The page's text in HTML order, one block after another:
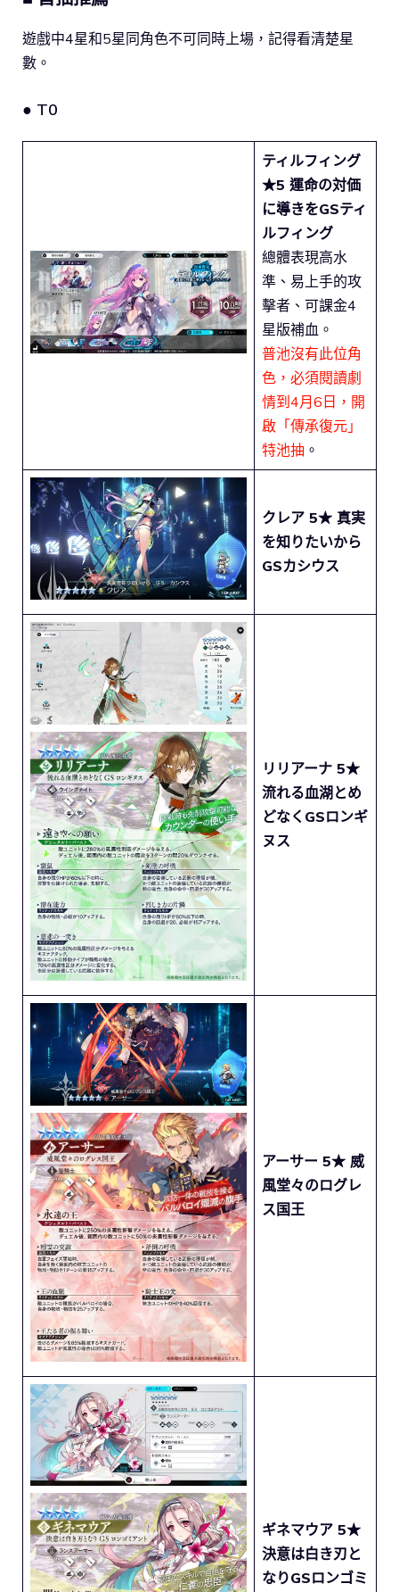
遊戲中4星和5星同角色不可同時上場，記得看清楚星
數。
● T0
ティルフィング
★5 運命の対価
に導きをGSティ
ルフィング
總體表現高水
準、易上手的攻
擊者、可課金4
星版補血。
普池沒有此位角
色，必須閱讀劇
情到4月6日，開
啟「傳承復元」
特池抽 。
クレア 5★ 真実
を知りたいから
GSカシウス
リリアーナ 5★
流れる血湖とめ
どなくGSロンギ
ヌス
アーサー 5★ 威
風堂々のログレ
ス国王
ギネマウア 5★
決意は白き刃と
なりGSロンゴミ